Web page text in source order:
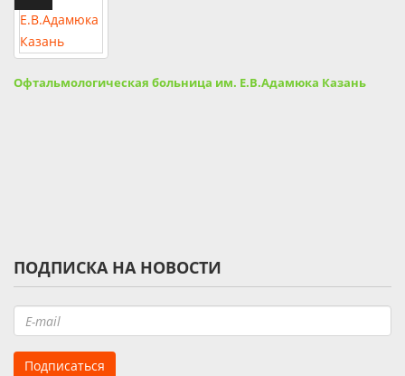
Офтальмологическая больница им. Е.В.Адамюка Казань
ПОДПИСКА НА НОВОСТИ